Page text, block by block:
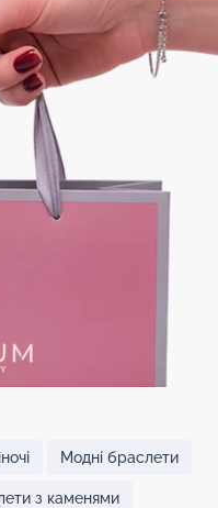
Модні браслети
з каменями